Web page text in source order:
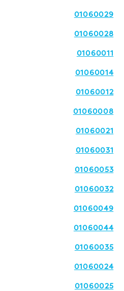
01060029
01060028
01060011
01060014
01060012
01060008
01060021
01060031
01060053
01060032
01060049
01060044
01060035
01060024
01060025